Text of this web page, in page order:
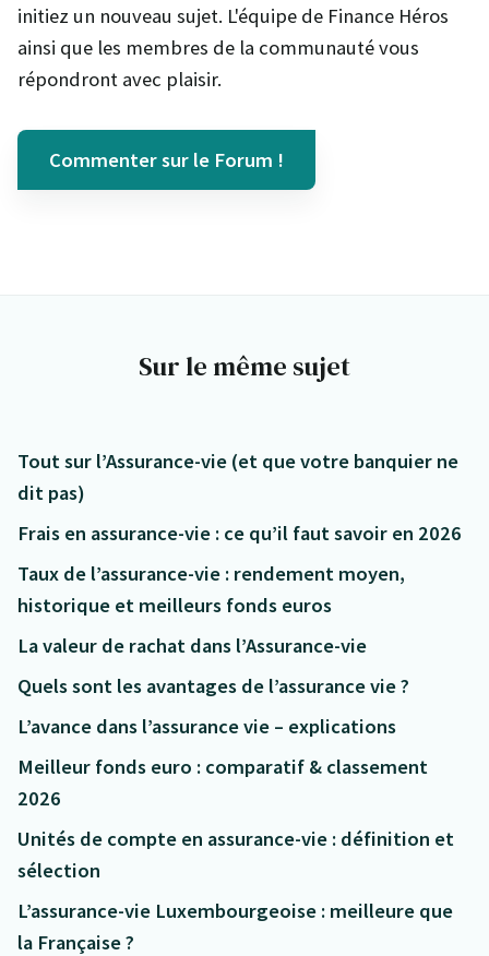
initiez un nouveau sujet. L'équipe de Finance Héros
ainsi que les membres de la communauté vous
répondront avec plaisir.
Commenter sur le Forum !
Sur le même sujet
Tout sur l’Assurance-vie (et que votre banquier ne
dit pas)
Frais en assurance-vie : ce qu’il faut savoir en 2026
Taux de l’assurance-vie : rendement moyen,
historique et meilleurs fonds euros
La valeur de rachat dans l’Assurance-vie
Quels sont les avantages de l’assurance vie ?
L’avance dans l’assurance vie – explications
Meilleur fonds euro : comparatif & classement
2026
Unités de compte en assurance-vie : définition et
sélection
L’assurance-vie Luxembourgeoise : meilleure que
la Française ?